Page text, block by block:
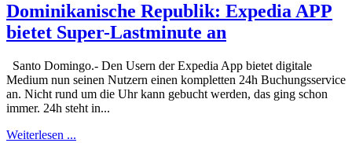
Dominikanische Republik: Expedia APP
bietet Super-Lastminute an
Santo Domingo.- Den Usern der Expedia App bietet digitale
Medium nun seinen Nutzern einen kompletten 24h Buchungsservice
an. Nicht rund um die Uhr kann gebucht werden, das ging schon
immer. 24h steht in...
Weiterlesen ...